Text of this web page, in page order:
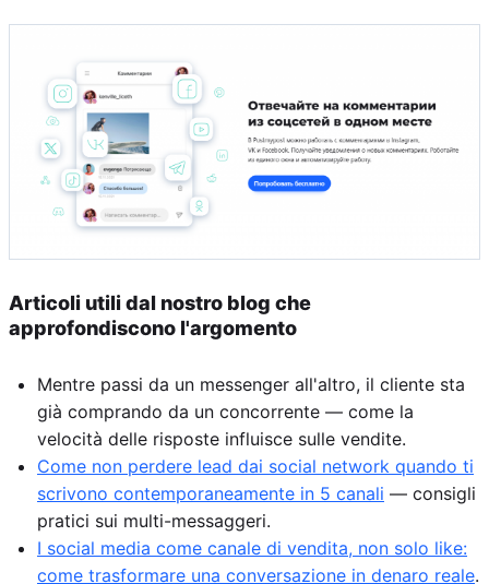
Articoli utili dal nostro blog che
approfondiscono l'argomento
Mentre passi da un messenger all'altro, il cliente sta
già comprando da un concorrente — come la
velocità delle risposte influisce sulle vendite.
Come non perdere lead dai social network quando ti
scrivono contemporaneamente in 5 canali — consigli
pratici sui multi-messaggeri.
I social media come canale di vendita, non solo like:
come trasformare una conversazione in denaro reale.